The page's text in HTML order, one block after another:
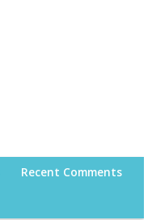
Recent Comments